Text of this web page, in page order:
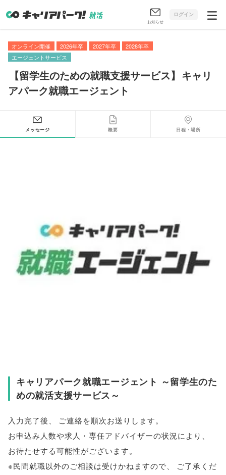
お知らせ
ログイン
オンライン開催 2026年卒 2027年卒
2028年卒
エージェントサービス
【留学生のための就職支援サービス】 キャリ
アパーク就職エージェント
メッセージ 概要 日程・場所
キャリアパーク就職エージェント ～留学生のた
めの就活支援サービス～
入力完了後、 ご連絡を順次お送りします。
お申込み人数や求人・専任アドバイザーの状況により 、
お待たせする可能性がございます。
※民間就職以外のご相談は受けかねますので、
ご了承くだ